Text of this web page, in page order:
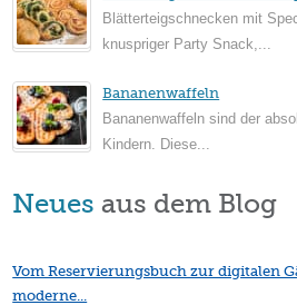
Blätterteigschnecken mit
knuspriger Party Snack,...
Bananenwaffeln
Bananenwaffeln sind der
Kindern. Diese...
Neues aus dem Blog
Vom Reservierungsbuch zur digitalen
moderne...